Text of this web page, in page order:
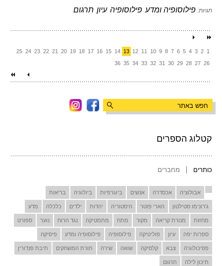
קטלוג הספרים
כותרים מחברים
אבולוציה אכסדרה אנשים ביוגרפיות ביולוגיה בריאות
ג'רונימו סטילטון הארי פוטר היסטוריה יהדות ילדים כלכלה מדע
מחזות מנורת קריאה מקור מתח מתמטיקה נגד הרוח נוער ספורט
ספרות יפה עיון פוליטיקה פילוסופיה פילוסופיה ומדע פיסיקה
פסיכולוגיה צבא קלסיקה שואה שירה תורת המשחקים תיבת פנדורין
תיכון לילה תרגום
תגיות: פילוסופיה ומדע פילוסופיה עיון תרגום
1
2
3
4
5
6
7
8
9
10
11
12
13
14
15
16
17
18
19
20
21
22
23
24
25
26
27
28
29
30
31
32
33
34
35
36